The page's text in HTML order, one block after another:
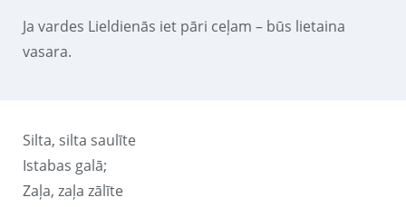
Ja vardes Lieldienās iet pāri ceļam – būs lietaina
vasara.
Silta, silta saulīte
Istabas galā;
Zaļa, zaļa zālīte